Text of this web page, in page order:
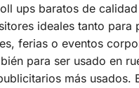
ups baratos de
ideales tanto para
ferias o eventos
para ser usado en
más usados.